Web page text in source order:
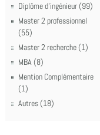
Diplôme d'ingénieur (99)
Master 2 professionnel
(55)
Master 2 recherche (1)
MBA (8)
Mention Complémentaire
(1)
Autres (18)